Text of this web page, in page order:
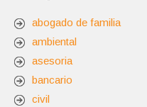
abogado de familia
ambiental
asesoria
bancario
civil